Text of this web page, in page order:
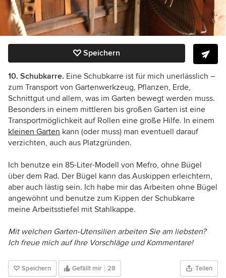
Speichern
10. Schubkarre. Eine Schubkarre ist für mich unerlässlich –
zum Transport von Gartenwerkzeug, Pflanzen, Erde,
Schnittgut und allem, was im Garten bewegt werden muss.
Besonders in einem mittleren bis großen Garten ist eine
Transportmöglichkeit auf Rollen eine große Hilfe. In einem
kleinen Garten kann (oder muss) man eventuell darauf
verzichten, auch aus Platzgründen.
Ich benutze ein 85-Liter-Modell von Mefro, ohne Bügel
über dem Rad. Der Bügel kann das Auskippen erleichtern,
aber auch lästig sein. Ich habe mir das Arbeiten ohne Bügel
angewöhnt und benutze zum Kippen der Schubkarre
meine Arbeitsstiefel mit Stahlkappe.
Mit welchen Garten-Utensilien arbeiten Sie am liebsten?
Ich freue mich auf Ihre Vorschläge und Kommentare!
Speichern Gefällt mir 28 Teilen